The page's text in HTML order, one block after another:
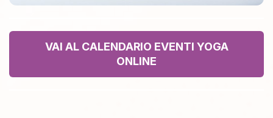
VAI AL CALENDARIO EVENTI YOGA
ONLINE